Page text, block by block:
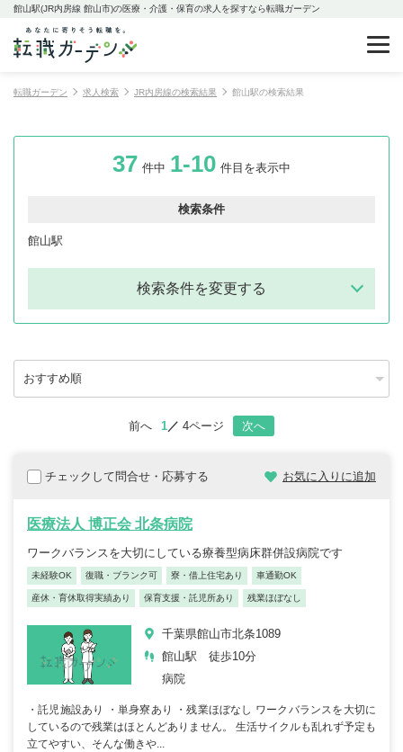
館山駅(JR内房線 館山市)の医療・介護・保育の求人を探すなら転職ガーデン
転職ガーデン 求人検索 JR内房線の検索結果 館山駅の検索結果
37 件中 1-10 件目を表示中
検索条件
館山駅
検索条件を変更する
前へ 1 4ページ 次へ
チェックして問合せ・応募する お気に入りに追加
医療法人 博正会 北条病院
ワークバランスを大切にしている療養型病床群併設病院です
未経験OK 復職・ブランク可 寮・借上住宅あり 車通勤OK
産休・育休取得実績あり 保育支援・託児所あり 残業ほぼなし
千葉県館山市北条1089
館山駅 徒歩10分
病院
・託児施設あり ・単身寮あり ・残業ほぼなし ワークバランスを大切に
しているので残業はほとんどありません。 生活サイクルも乱れず予定も
立てやすい、そんな働きや...